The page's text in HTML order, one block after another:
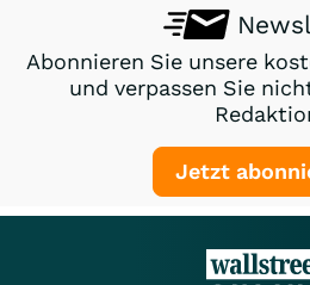
Abonnieren Sie unsere
und verpassen Sie
Jetzt